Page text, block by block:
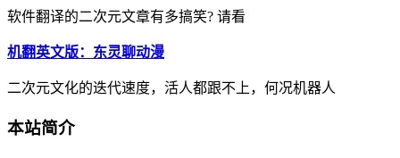
软件翻译的二次元文章有多搞笑? 请看
机翻英文版：东灵聊动漫
二次元文化的迭代速度，活人都跟不上，何况机器人
本站简介